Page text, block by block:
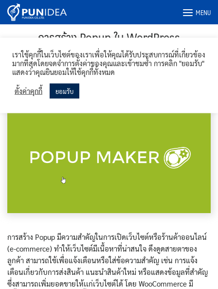
Skip
MENU
การสร้าง Popup ใน WordPress
WooCommerce
27/12/2023 Thaishopdesign Team
การสร้าง Popup มีความสำคัญในการเปิดเว็บไซต์หรือร้านค้าออนไลน์
(e-commerce) ทำให้เว็บไซต์มีเนื้อหาที่น่าสนใจ ดึงดูดสายตาของ
ลูกค้า สามารถใช้เพื่อแจ้งเตือนหรือใส่ข้อความสำคัญ เช่น การแจ้ง
เตือนเกี่ยวกับการส่งสินค้า แนะนำสินค้าใหม่ หรือแสดงข้อมูลที่สำคัญ
ซึ่งสามารถเพิ่มยอดขายให้เเก่เว็บไซต์ได้ โดย WooCommerce มี
เราใช้คุกกี้ในเว็บไซต์ของเราเพื่อให้คุณได้รับประสบการณ์ที่เกี่ยวข้อง
มากที่สุดโดยจดจำการตั้งค่าของคุณและเข้าชมซ้ำ การคลิก "ยอมรับ"
แสดงว่าคุณยินยอมให้ใช้คุกกี้ทั้งหมด
ตั้งค่าคุกกี้ ยอมรับ